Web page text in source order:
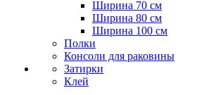
Ширина 70 см
Ширина 80 см
Ширина 100 см
Полки
Консоли для раковины
Затирки
Клей